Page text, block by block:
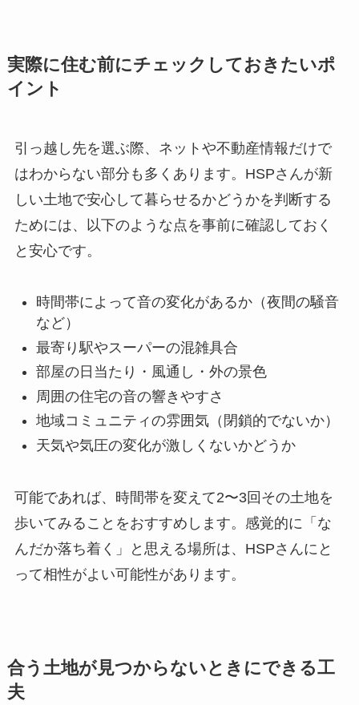
実際に住む前にチェックしておきたいポ
イント
引っ越し先を選ぶ際、ネットや不動産情報だけで
はわからない部分も多くあります。HSPさんが新
しい土地で安心して暮らせるかどうかを判断する
ためには、以下のような点を事前に確認しておく
と安心です。
時間帯によって音の変化があるか（夜間の騒音
など）
最寄り駅やスーパーの混雑具合
部屋の日当たり・風通し・外の景色
周囲の住宅の音の響きやすさ
地域コミュニティの雰囲気（閉鎖的でないか）
天気や気圧の変化が激しくないかどうか
可能であれば、時間帯を変えて2〜3回その土地を
歩いてみることをおすすめします。感覚的に「な
んだか落ち着く」と思える場所は、HSPさんにと
って相性がよい可能性があります。
合う土地が見つからないときにできる工
夫